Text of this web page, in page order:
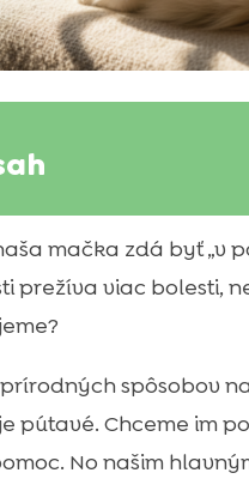
mačky bolesť často
nás riziko
bolesť u
musíme ísť k
postupy nestačia
príčiny bolesti
mačka zdá byť „v
prežíva viac bolesti,
spôsobov
pútavé. Chceme im
No našim